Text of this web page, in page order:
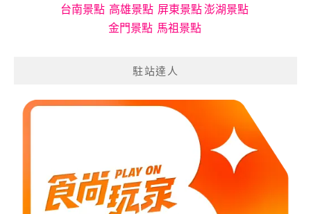
台南景點 高雄景點 屏東景點澎湖景點
金門景點 馬祖景點
駐站達人